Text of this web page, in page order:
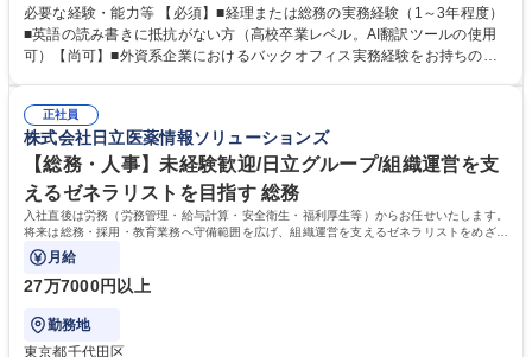
バックオフィス業務からスタートし組織を支える専任担当として広く活躍
できる環境です。 ■日常経理、月次および年次決算サポート業務 ■本国
（グローバル）との英文メール対応（AI翻訳ツール等を使用しての対応で
業務をお任せします。残業も基本的には発生せず、ご自身のペースで業務
を進めやすく定着率の高い環境です。 募集職種 東京【経理・総務】週1日
出社程度のリモート中心/残業基本無/独立系ファーム
必要な経験・能力等 【必須】■経理または総務の実務経験（1～3年程度）
■英語の読み書きに抵抗がない方（高校卒業レベル。AI翻訳ツールの使用
可）【尚可】■外資系企業におけるバックオフィス実務経験をお持ちの方
【働き方について】現在は週4日程度の在宅勤務を実施しており、ワーク
ライフバランスを重視する方に最適な環境です（フルリモートも面接で相
談可）。【求める人物像】幅広いバックオフィス業務に柔軟に対応でき、
社内外と円滑にコミュニケーションを取りながら業務を推進できる方 学
歴・資格 学歴：大学院 大学 高専 短大 専修学校 高校 語学力： 資格：
正社員
株式会社日立医薬情報ソリューションズ
【総務・人事】未経験歓迎/日立グループ/組織運営を支
えるゼネラリストを目指す 総務
入社直後は労務（労務管理・給与計算・安全衛生・福利厚生等）からお任せいたします。
将来は総務・採用・教育業務へ守備範囲を広げ、組織運営を支えるゼネラリストをめざせ
ます。
月給
27万7000円以上
勤務地
東京都千代田区